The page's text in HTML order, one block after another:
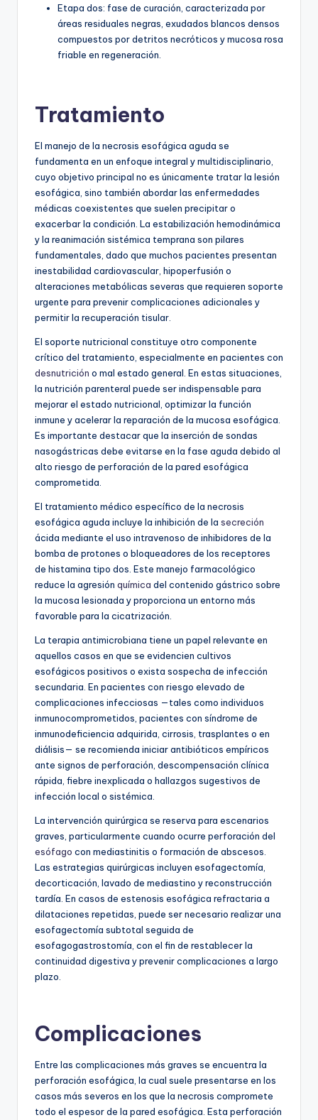
Etapa dos: fase de curación, caracterizada por
áreas residuales negras, exudados blancos densos
compuestos por detritos necróticos y mucosa rosa
friable en regeneración.
Tratamiento
El manejo de la necrosis esofágica aguda se
fundamenta en un enfoque integral y multidisciplinario,
cuyo objetivo principal no es únicamente tratar la lesión
esofágica, sino también abordar las enfermedades
médicas coexistentes que suelen precipitar o
exacerbar la condición. La estabilización hemodinámica
y la reanimación sistémica temprana son pilares
fundamentales, dado que muchos pacientes presentan
inestabilidad cardiovascular, hipoperfusión o
alteraciones metabólicas severas que requieren soporte
urgente para prevenir complicaciones adicionales y
permitir la recuperación tisular.
El soporte nutricional constituye otro componente
crítico del tratamiento, especialmente en pacientes con
desnutrición o mal estado general. En estas situaciones,
la nutrición parenteral puede ser indispensable para
mejorar el estado nutricional, optimizar la función
inmune y acelerar la reparación de la mucosa esofágica.
Es importante destacar que la inserción de sondas
nasogástricas debe evitarse en la fase aguda debido al
alto riesgo de perforación de la pared esofágica
comprometida.
El tratamiento médico específico de la necrosis
esofágica aguda incluye la inhibición de la secreción
ácida mediante el uso intravenoso de inhibidores de la
bomba de protones o bloqueadores de los receptores
de histamina tipo dos. Este manejo farmacológico
reduce la agresión química del contenido gástrico sobre
la mucosa lesionada y proporciona un entorno más
favorable para la cicatrización.
La terapia antimicrobiana tiene un papel relevante en
aquellos casos en que se evidencien cultivos
esofágicos positivos o exista sospecha de infección
secundaria. En pacientes con riesgo elevado de
complicaciones infecciosas —tales como individuos
inmunocomprometidos, pacientes con síndrome de
inmunodeficiencia adquirida, cirrosis, trasplantes o en
diálisis— se recomienda iniciar antibióticos empíricos
ante signos de perforación, descompensación clínica
rápida, fiebre inexplicada o hallazgos sugestivos de
infección local o sistémica.
La intervención quirúrgica se reserva para escenarios
graves, particularmente cuando ocurre perforación del
esófago con mediastinitis o formación de abscesos.
Las estrategias quirúrgicas incluyen esofagectomía,
decorticación, lavado de mediastino y reconstrucción
tardía. En casos de estenosis esofágica refractaria a
dilataciones repetidas, puede ser necesario realizar una
esofagectomía subtotal seguida de
esofagogastrostomía, con el fin de restablecer la
continuidad digestiva y prevenir complicaciones a largo
plazo.
Complicaciones
Entre las complicaciones más graves se encuentra la
perforación esofágica, la cual suele presentarse en los
casos más severos en los que la necrosis compromete
todo el espesor de la pared esofágica. Esta perforación